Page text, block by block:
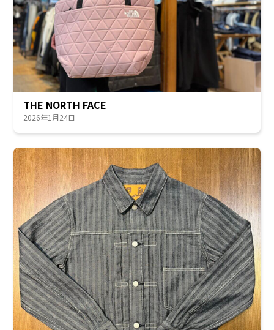
THE NORTH FACE
2026年1月24日